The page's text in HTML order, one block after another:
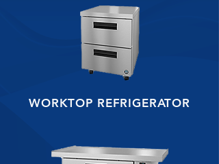
WORKTOP REFRIGERATOR